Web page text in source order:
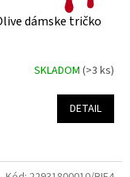
dámske tričko
SKLADOM (>3 ks)
DETAIL